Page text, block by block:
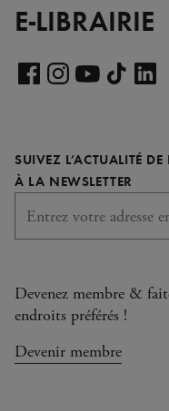
E-LIBRAIRIE
FacebookInstagram
YouTube
TikTok
SUIVEZ L’ACTUALITÉ
À LA NEWSLETTER
Devenez membre &
endroits préférés !
Devenir membre